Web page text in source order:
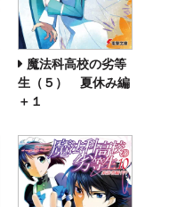
魔法科高校の劣等
生（５） 夏休み編
＋１